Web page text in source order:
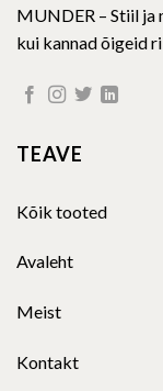
MUNDER – Stiil ja
kui kannad õigeid
TEAVE
Kõik tooted
Avaleht
Meist
Kontakt